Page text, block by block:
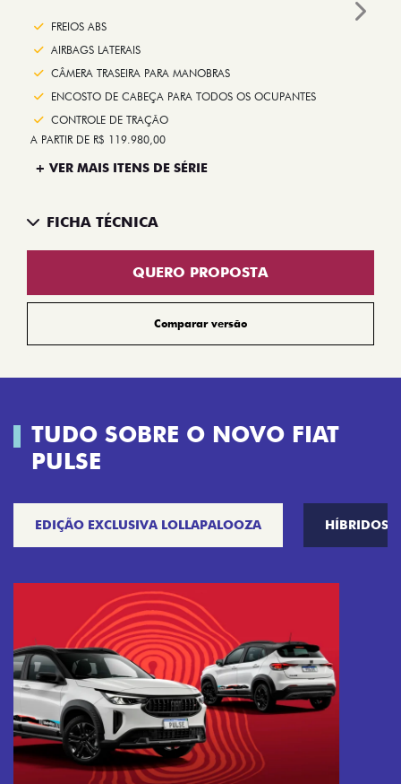
FREIOS ABS
AIRBAGS LATERAIS
CÂMERA TRASEIRA PARA MANOBRAS
ENCOSTO DE CABEÇA PARA TODOS OS OCUPANTES
CONTROLE DE TRAÇÃO
A PARTIR DE R$ 119.980,00
+ VER MAIS ITENS DE SÉRIE
FICHA TÉCNICA
QUERO PROPOSTA
Comparar versão
Next
TUDO SOBRE O NOVO FIAT
PULSE
EDIÇÃO EXCLUSIVA LOLLAPALOOZA HÍBRIDOS